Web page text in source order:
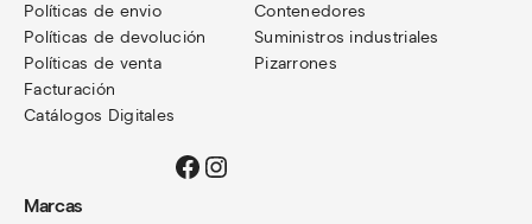
Políticas de envio
Políticas de devolución
Políticas de venta
Facturación
Catálogos Digitales
Facebook
Instagram
Contenedores
Suministros industriales
Pizarrones
Marcas